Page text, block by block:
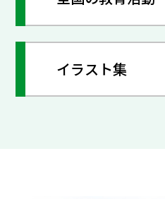
イラスト集